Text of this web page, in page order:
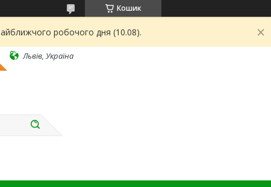
Кошик
робочого дня (10.08).
Львів, Україна